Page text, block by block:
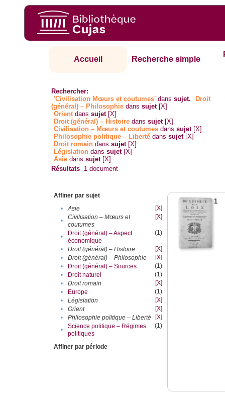
Accueil Recherche simple
Rechercher:
'Civilisation Mœurs et coutumes' danssujet.
Droit
(général) – Philosophie danssujet [X]
Orientdanssujet [X]
Droit (général) – Histoire danssujet [X]
Civilisation – Mœurs et coutumes danssujet [X]
Philosophie politique – Liberté danssujet [X]
Droit romain danssujet [X]
Législation danssujet [X]
Asie danssujet [X]
Résultats 1 document
Affiner par sujet
•
Asie
[X]
•
Civilisation – Mœurs et
coutumes
[X]
•
Droit (général) – Aspect
économique
(1)
• Droit (général) – Histoire
[X]
•
Droit (général) – Philosophie
[X]
•
Droit (général) – Sources
(1)
•
Droit naturel
(1)
•
Droit romain
[X]
•
Europe
(1)
•
Législation
[X]
•
Orient
[X]
•
Philosophie politique – Liberté
[X]
•
Science politique – Régimes
politiques
(1)
Affiner par période
1